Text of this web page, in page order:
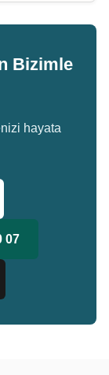
Bizimle
hayata
07